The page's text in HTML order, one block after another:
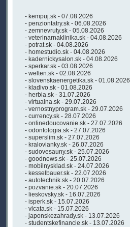
- kempuj.sk - 07.08.2026
- penziontatry.sk - 06.08.2026
- zemnevruty.sk - 05.08.2026
- veterinarnaklinika.sk - 04.08.2026
- potrat.sk - 04.08.2026
- homestudio.sk - 04.08.2026
- kadernickysalon.sk - 04.08.2026
- sperkar.sk - 03.08.2026
- welten.sk - 02.08.2026
- slovenskaenergetika.sk - 01.08.2026
- kladivo.sk - 01.08.2026
- herbia.sk - 31.07.2026
- virtualna.sk - 29.07.2026
- vernostnyprogram.sk - 29.07.2026
- currency.sk - 28.07.2026
- onlinedoucovanie.sk - 27.07.2026
- odontologia.sk - 27.07.2026
- superslim.sk - 27.07.2026
- kralovianky.sk - 26.07.2026
- sudovesauny.sk - 25.07.2026
- goodnews.sk - 25.07.2026
- mobilnysklad.sk - 24.07.2026
- kesselbauer.sk - 22.07.2026
- autotechnik.sk - 20.07.2026
- pozvanie.sk - 20.07.2026
- lieskovsky.sk - 16.07.2026
- isperk.sk - 15.07.2026
- vlcata.sk - 15.07.2026
- japonskezahrady.sk - 13.07.2026
- studentskefinancie.sk - 13.07.2026